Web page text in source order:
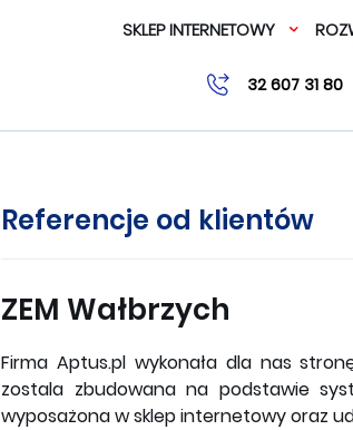
32 607 31 80
SKLEP INTERNETOWY
Referencje od klientów
ZEM Wałbrzych
Firma Aptus.pl wykonała dla nas
zostala zbudowana na podstawie
wyposażona w sklep internetowy oraz